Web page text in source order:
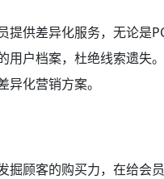
提供差异化服务，无论是
用户档案，杜绝线索遗失
化营销方案。
掘顾客的购买力，在给会